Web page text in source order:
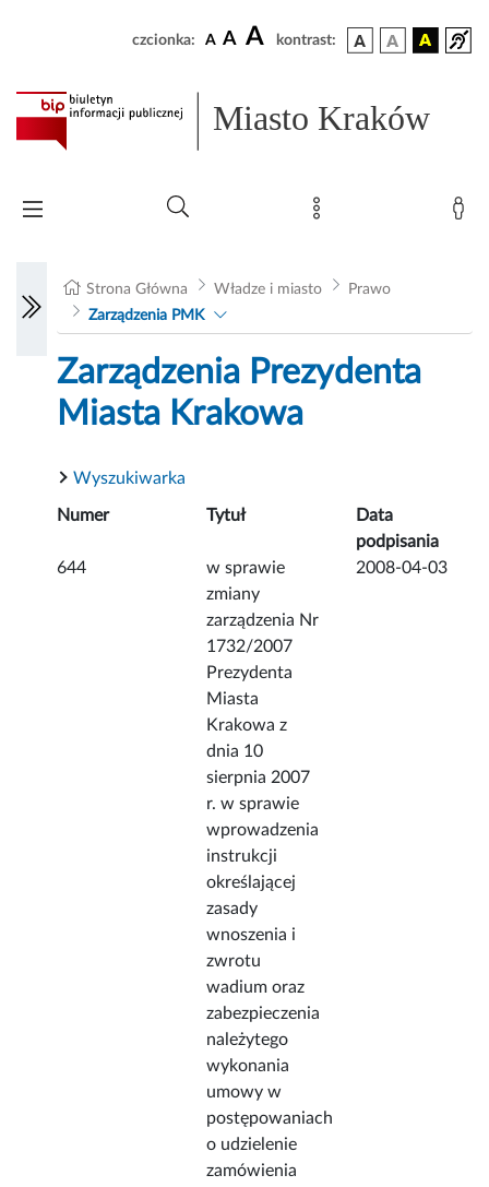
czcionka: A A A kontrast:
Miasto Kraków
Strona Główna Władze i miasto
Prawo
Zarządzenia PMK
Zarządzenia Prezydenta
Miasta Krakowa
Wyszukiwarka
Numer Tytuł
Data
podpisania
644
w sprawie
zmiany
zarządzenia Nr
1732/2007
Prezydenta
Miasta
Krakowa z
dnia 10
sierpnia 2007
r. w sprawie
wprowadzenia
instrukcji
określającej
zasady
wnoszenia i
zwrotu
wadium oraz
zabezpieczenia
należytego
wykonania
umowy w
postępowaniach
o udzielenie
zamówienia
2008-04-03